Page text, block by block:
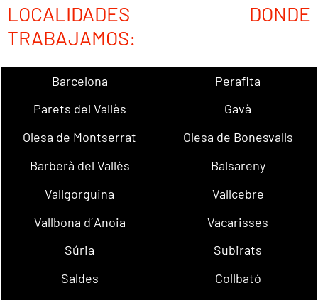
LOCALIDADES DONDE
TRABAJAMOS:
Barcelona
Perafita
Parets del Vallès
Gavà
Olesa de Montserrat
Olesa de Bonesvalls
Barberà del Vallès
Balsareny
Vallgorguina
Vallcebre
Vallbona d´Anoia
Vacarisses
Súria
Subirats
Saldes
Collbató